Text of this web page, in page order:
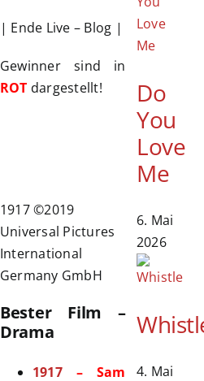
| Ende Live – Blog |
Gewinner sind in
ROT dargestellt!
1917 ©2019
Universal Pictures
International
Germany GmbH
Bester Film –
Drama
1917– Sam
Do
You
Love
Me
6. Mai
2026
4. Mai